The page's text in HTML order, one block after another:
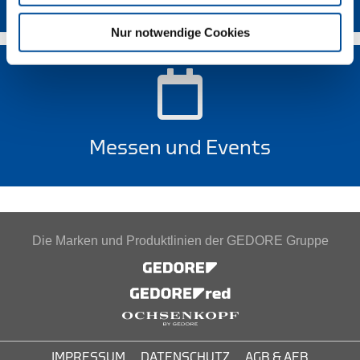
Nur notwendige Cookies
Messen und Events
Die Marken und Produktlinien der GEDORE Gruppe
IMPRESSUM DATENSCHUTZ AGB & AEB